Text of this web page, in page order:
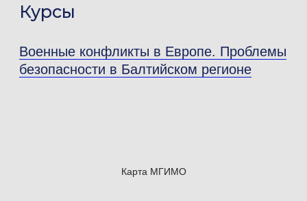
Курсы
Военные конфликты в Европе. Проблемы
безопасности в Балтийском регионе
Карта МГИМО